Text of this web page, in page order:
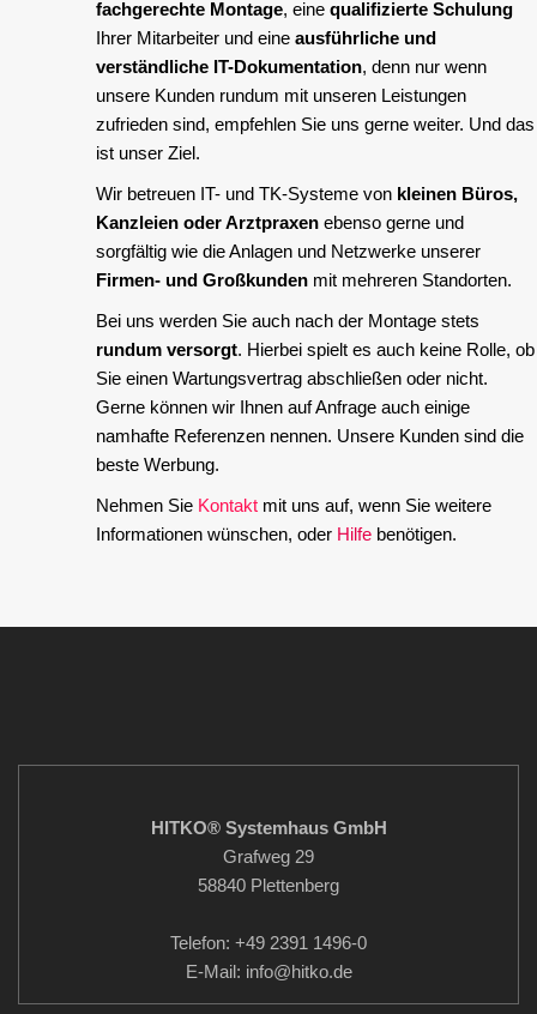
fachgerechte Montage, eine qualifizierte Schulung
Ihrer Mitarbeiter und eine ausführliche und
verständliche IT-Dokumentation, denn nur wenn
unsere Kunden rundum mit unseren Leistungen
zufrieden sind, empfehlen Sie uns gerne weiter. Und das
ist unser Ziel.
Wir betreuen IT- und TK-Systeme von kleinen Büros,
Kanzleien oder Arztpraxen ebenso gerne und
sorgfältig wie die Anlagen und Netzwerke unserer
Firmen- und Großkunden mit mehreren Standorten.
Bei uns werden Sie auch nach der Montage stets
rundum versorgt. Hierbei spielt es auch keine Rolle, ob
Sie einen Wartungsvertrag abschließen oder nicht.
Gerne können wir Ihnen auf Anfrage auch einige
namhafte Referenzen nennen. Unsere Kunden sind die
beste Werbung.
Nehmen Sie Kontakt mit uns auf, wenn Sie weitere
Informationen wünschen, oder Hilfe benötigen.
HITKO® Systemhaus GmbH
Grafweg 29
58840 Plettenberg
Telefon: +49 2391 1496-0
E-Mail: info@hitko.de